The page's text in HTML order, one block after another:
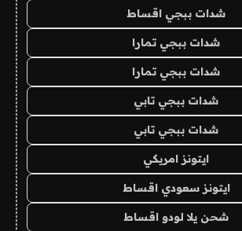
شدات ببجي اقساط
شدات ببجي تمارا
شدات ببجي تمارا
شدات ببجي تابي
شدات ببجي تابي
ايتونز امريكي
ايتونز سعودي اقساط
شحن يلا لودو اقساط